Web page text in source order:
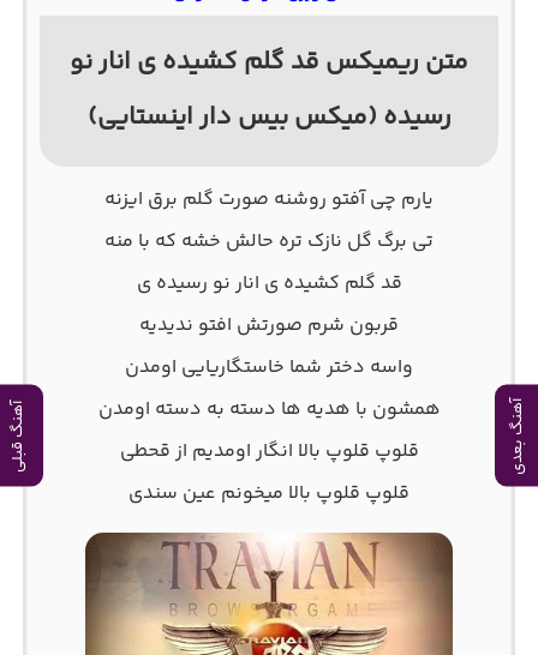
آهنگ بعدی آهنگ قبلی
متن ریمیکس قد گلم کشیده ی انار نو
رسیده (میکس بیس دار اینستایی)
یارم چی آفتو روشنه صورت گلم برق ایزنه
تی برگ گل نازک تره حالش خشه که با منه
قد گلم کشیده ی انار نو رسیده ی
قربون شرم صورتش افتو ندیدیه
واﺳﻪ دﺧﺘﺮ ﺷﻤﺎ ﺧﺎﺳﺘﮕﺎرﻳﺎﻳﻰ اوﻣﺪن
ﻫﻤﺸﻮن ﺑﺎ ﻫﺪﻳﻪ ﻫﺎ دﺳﺘﻪ ﺑﻪ دﺳﺘﻪ اوﻣﺪن
ﻗﻠﻮپ ﻗﻠﻮپ ﺑﺎﻟﺎ اﻧﮕﺎر اوﻣﺪﻳﻢ از ﻗﺤﻄﻰ
ﻗﻠﻮپ ﻗﻠﻮپ ﺑﺎﻟﺎ ﻣﻴﺨﻮﻧﻢ ﻋﻴﻦ ﺳﻨﺪی